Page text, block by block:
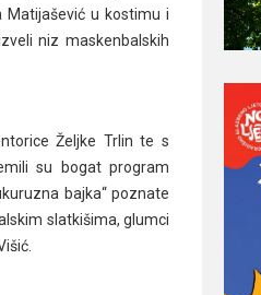
Matijašević u kostimu i
niz maskenbalskih
Željke Trlin te s
su bogat program
bajka“ poznate
slatkišima, glumci